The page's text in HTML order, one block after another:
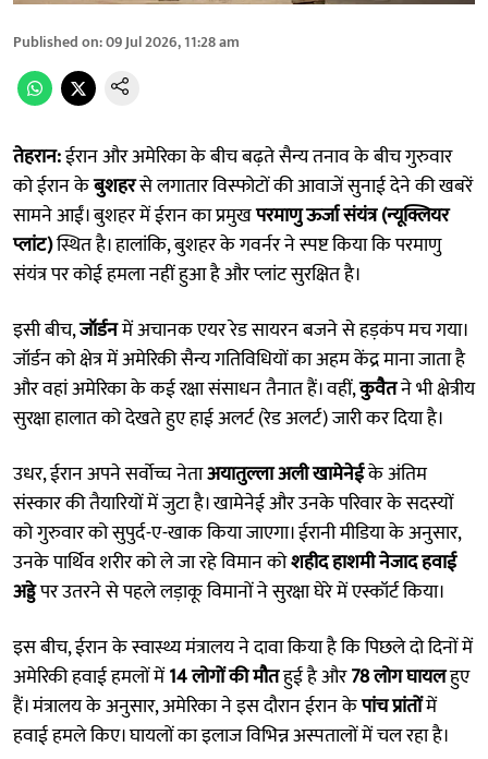
Published on:09 Jul 2026, 11:28 am
तेहरान:ईरान और अमेरिका के बीच बढ़ते सैन्य तनाव के बीच गुरुवार
को ईरान केबुशहरसे लगातार विस्फोटों की आवाजें सुनाई देने की खबरें
सामने आईं। बुशहर में ईरान का प्रमुखपरमाणु ऊर्जा संयंत्र (न्यूक्लियर
प्लांट)स्थित है। हालांकि, बुशहर के गवर्नर ने स्पष्ट किया कि परमाणु
संयंत्र पर कोई हमला नहीं हुआ है और प्लांट सुरक्षित है।
इसी बीच,जॉर्डनमें अचानक एयर रेड सायरन बजने से हड़कंप मच गया।
जॉर्डन को क्षेत्र में अमेरिकी सैन्य गतिविधियों का अहम केंद्र माना जाता है
और वहां अमेरिका के कई रक्षा संसाधन तैनात हैं। वहीं,कुवैतने भी क्षेत्रीय
सुरक्षा हालात को देखते हुए हाई अलर्ट (रेड अलर्ट) जारी कर दिया है।
उधर, ईरान अपने सर्वोच्च नेताअयातुल्ला अली खामेनेईके अंतिम
संस्कार की तैयारियों में जुटा है। खामेनेई और उनके परिवार के सदस्यों
को गुरुवार को सुपुर्द-ए-खाक किया जाएगा। ईरानी मीडिया के अनुसार,
उनके पार्थिव शरीर को ले जा रहे विमान कोशहीद हाशमी नेजाद हवाई
अड्डेपर उतरने से पहले लड़ाकू विमानों ने सुरक्षा घेरे में एस्कॉर्ट किया।
इस बीच, ईरान के स्वास्थ्य मंत्रालय ने दावा किया है कि पिछले दो दिनों में
अमेरिकी हवाई हमलों में14 लोगों की मौतहुई है और78 लोग घायलहुए
हैं। मंत्रालय के अनुसार, अमेरिका ने इस दौरान ईरान केपांच प्रांतोंमें
हवाई हमले किए। घायलों का इलाज विभिन्न अस्पतालों में चल रहा है।